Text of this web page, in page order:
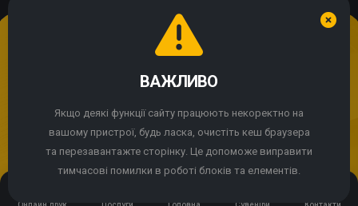
© 2004 - 2026 Express Print ™. Всі права захищені
Продовжуючи використання сайту, Ви погоджуєтесь із
використанням cookie-файлів.
ПРИЙНЯТИ
ВАЖЛИВО
Якщо деякі функції сайту працюють некоректно на
вашому пристрої, будь ласка, очистіть кеш браузера
та перезавантажте сторінку. Це допоможе виправити
тимчасові помилки в роботі блоків та елементів.